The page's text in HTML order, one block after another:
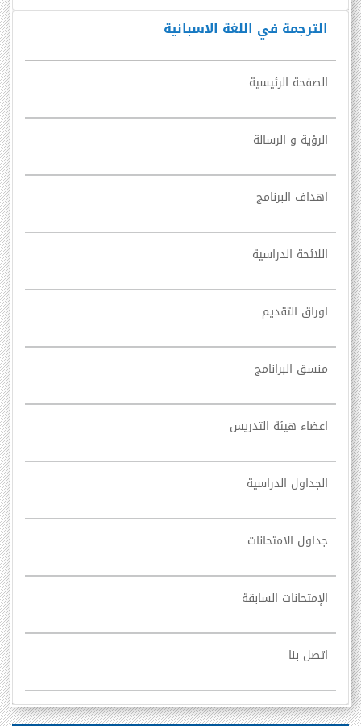
الترجمة في اللغة الاسبانية
الصفحة الرئيسية
الرؤية و الرسالة
اهداف البرنامج
اللائحة الدراسية
اوراق التقديم
منسق البرانامج
اعضاء هيئة التدريس
الجداول الدراسية
جداول الامتحانات
الإمتحانات السابقة
اتصل بنا